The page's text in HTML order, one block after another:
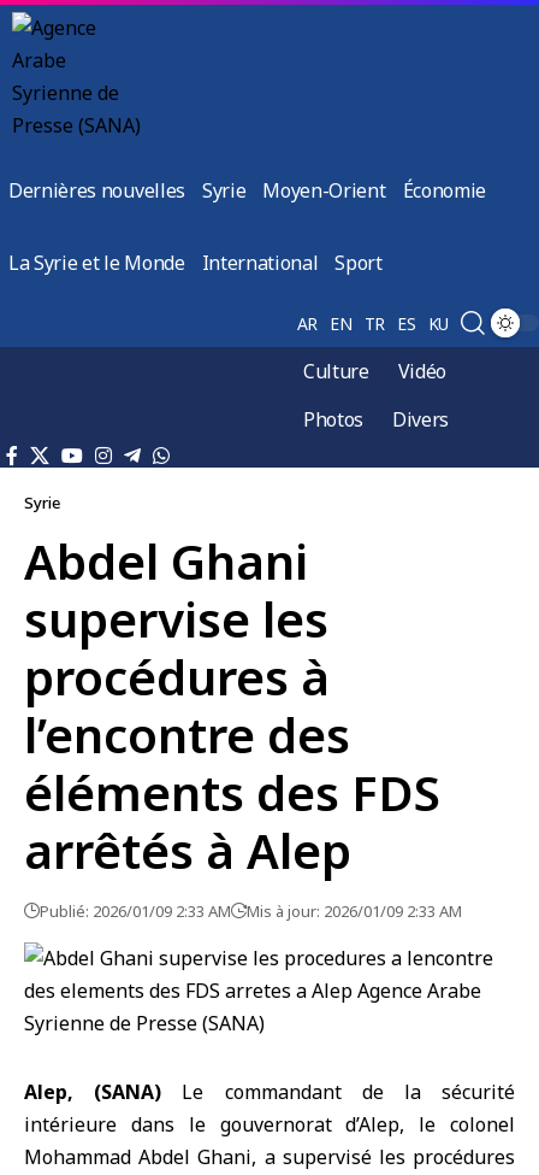
Dernières nouvelles Syrie Moyen-Orient Économie
La Syrie et le Monde International Sport
AR EN TR ES KU
Culture
Vidéo
Photos
Divers
Syrie
Abdel Ghani
supervise les
procédures à
l’encontre des
éléments des FDS
arrêtés à Alep
Publié: 2026/01/09 2:33 AM Mis à jour: 2026/01/09 2:33 AM
Alep, (SANA) Le commandant de la sécurité
intérieure dans le gouvernorat d’Alep, le colonel
Mohammad Abdel Ghani, a supervisé les procédures